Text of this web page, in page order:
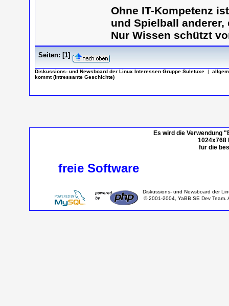
Ohne IT-Kompetenz
und Spielball anderer,
Nur Wissen schützt
Seiten: [1]
Diskussions- und Newsboard der Linux Interessen Gruppe Suletuxe |
kommt (Intressante Geschichte)
Es wird die Verwendung
1024x768
für die
freie Software
Diskussions- und Newsboard der
© 2001-2004, YaBB SE Dev Team.